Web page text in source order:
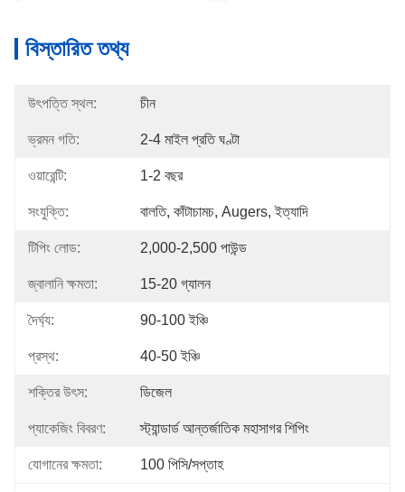
বিস্তারিত তথ্য
উৎপত্তি স্থল: চীন
ভ্রমন গতি: 2-4 মাইল প্রতি ঘণ্টা
ওয়ারেন্টি: 1-2 বছর
সংযুক্তি: বালতি, কাঁটাচামচ, Augers, ইত্যাদি
টিপিং লোড: 2,000-2,500 পাউন্ড
জ্বালানি ক্ষমতা: 15-20 গ্যালন
দৈর্ঘ্য: 90-100 ইঞ্চি
প্রস্থ: 40-50 ইঞ্চি
শক্তির উৎস: ডিজেল
প্যাকেজিং বিবরণ: স্ট্যান্ডার্ড আন্তর্জাতিক মহাসাগর শিপিং
যোগানের ক্ষমতা: 100 পিসি/সপ্তাহ